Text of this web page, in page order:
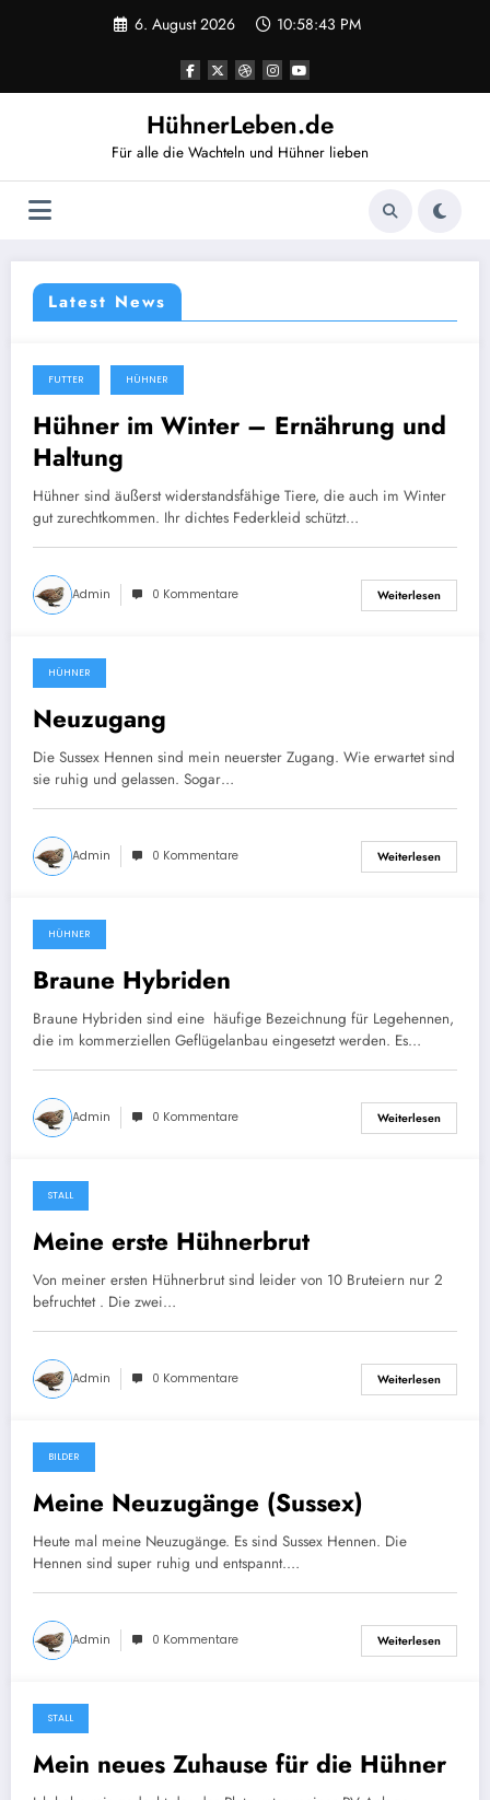
6. August 2026 10:58:43 PM
HühnerLeben.de
Für alle die Wachteln und Hühner lieben
Latest News
12. Januar 2026
FUTTER HÜHNER
Hühner im Winter – Ernährung und
Haltung
Hühner sind äußerst widerstandsfähige Tiere, die auch im Winter
gut zurechtkommen. Ihr dichtes Federkleid schützt…
Admin 0 Kommentare Weiterlesen
6. Oktober 2025
HÜHNER
Neuzugang
Die Sussex Hennen sind mein neuerster Zugang. Wie erwartet sind
sie ruhig und gelassen. Sogar…
Admin 0 Kommentare Weiterlesen
3. August 2025
HÜHNER
Braune Hybriden
Braune Hybriden sind eine häufige Bezeichnung für Legehennen,
die im kommerziellen Geflügelanbau eingesetzt werden. Es…
Admin 0 Kommentare Weiterlesen
6. Juli 2025
STALL
Meine erste Hühnerbrut
Von meiner ersten Hühnerbrut sind leider von 10 Bruteiern nur 2
befruchtet . Die zwei…
Admin 0 Kommentare Weiterlesen
18. Mai 2025
BILDER
Meine Neuzugänge (Sussex)
Heute mal meine Neuzugänge. Es sind Sussex Hennen. Die
Hennen sind super ruhig und entspannt.…
Admin 0 Kommentare Weiterlesen
4. Mai 2025
STALL
Mein neues Zuhause für die Hühner